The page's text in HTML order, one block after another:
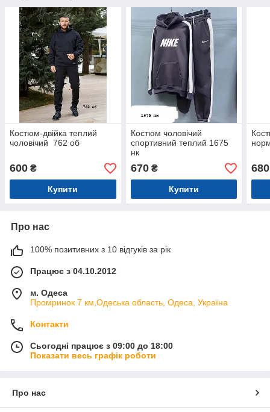
Костюм-двійка теплий
чоловічий 762 об
600 ₴
Купити
Костюм чоловічий
спортивний теплий 1675
нк
670₴
Купити
680
Про нас
100% позитивних з 10 відгуків за рік
Працює з 04.10.2012
м. Одеса
Промринок 7 км,Одеська область, Одеса, Україна
Контакти
Сьогодні працює з 09:00 до 18:00
Показати весь графік роботи
Про нас